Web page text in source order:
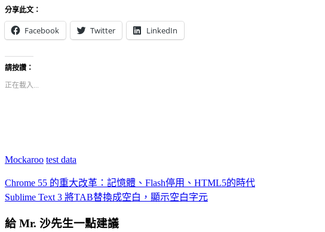
分享此文：
Facebook Twitter LinkedIn
請按讚：
正在載入...
Mockaroo test data
Chrome 55 的重大改革：記憶體、Flash停用、HTML5的時代
Sublime Text 3 將TAB替換成空白，顯示空白字元
給 Mr. 沙先生一點建議